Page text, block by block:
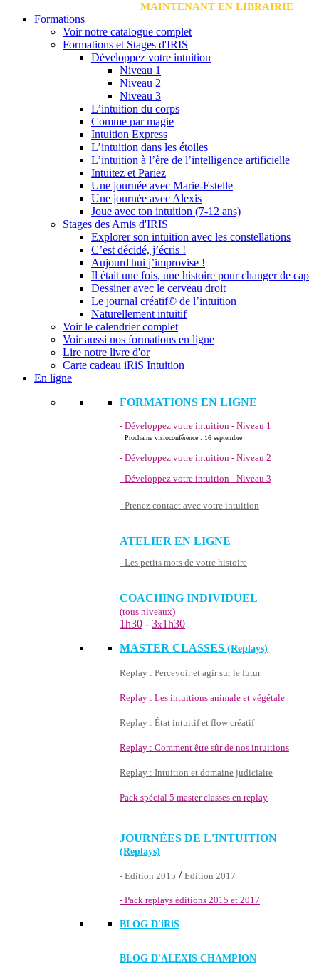
MAINTENANT EN LIBRAIRIE
Formations
Voir notre catalogue complet
Formations et Stages d'IRIS
Développez votre intuition
Niveau 1
Niveau 2
Niveau 3
L’intuition du corps
Comme par magie
Intuition Express
L’intuition dans les étoiles
L’intuition à l’ère de l’intelligence artificielle
Intuitez et Pariez
Une journée avec Marie-Estelle
Une journée avec Alexis
Joue avec ton intuition (7-12 ans)
Stages des Amis d'IRIS
Explorer son intuition avec les constellations
C’est décidé, j’écris !
Aujourd'hui j’improvise !
Il était une fois, une histoire pour changer de cap
Dessiner avec le cerveau droit
Le journal créatif© de l’intuition
Naturellement intuitif
Voir le calendrier complet
Voir aussi nos formations en ligne
Lire notre livre d'or
Carte cadeau iRiS Intuition
En ligne
FORMATIONS EN LIGNE
- Développez votre intuition - Niveau 1
Prochaine visioconférence : 16 septembre
- Développez votre intuition - Niveau 2
- Développez votre intuition - Niveau 3
- Prenez contact avec votre intuition
ATELIER EN LIGNE
- Les petits mots de votre histoire
COACHING INDIVIDUEL
(tous niveaux)
1h30 - 3x1h30
MASTER CLASSES (Replays)
Replay : Percevoir et agir sur le futur
Replay : Les intuitions animale et végétale
Replay : État intuitif et flow créatif
Replay : Comment être sûr de nos intuitions
Replay : Intuition et domaine judiciaire
Pack spécial 5 master classes en replay
JOURNÉES DE L'INTUITION
(Replays)
- Edition 2015 / Edition 2017
- Pack replays éditions 2015 et 2017
BLOG D'iRiS
BLOG D'ALEXIS CHAMPION